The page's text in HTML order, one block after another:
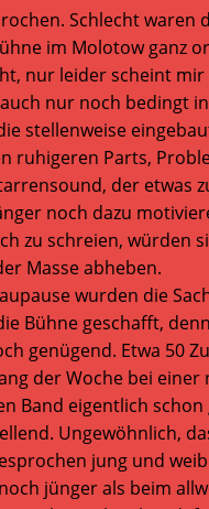
Schlecht waren
im Molotow ganz
nur leider scheint
nur noch bedingt
stellenweise
ruhigeren Parts,
der etwas
noch dazu
zu schreien, würden
Masse abheben.
wurden die
Bühne geschafft,
genügend. Etwa 50
der Woche bei einer
Band eigentlich schon
Ungewöhnlich,
jung und
jünger als beim